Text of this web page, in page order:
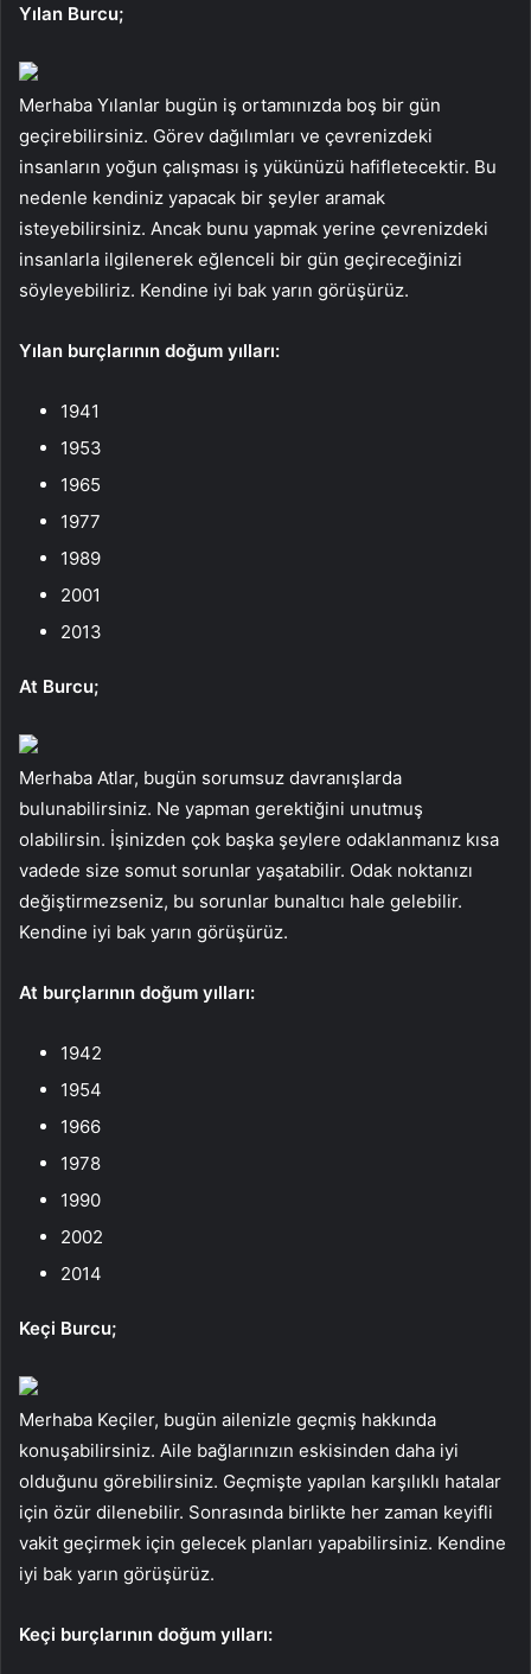
Yılan Burcu;
Merhaba Yılanlar bugün iş ortamınızda boş bir gün
geçirebilirsiniz. Görev dağılımları ve çevrenizdeki
insanların yoğun çalışması iş yükünüzü hafifletecektir. Bu
nedenle kendiniz yapacak bir şeyler aramak
isteyebilirsiniz. Ancak bunu yapmak yerine çevrenizdeki
insanlarla ilgilenerek eğlenceli bir gün geçireceğinizi
söyleyebiliriz. Kendine iyi bak yarın görüşürüz.
Yılan burçlarının doğum yılları:
1941
1953
1965
1977
1989
2001
2013
At Burcu;
Merhaba Atlar, bugün sorumsuz davranışlarda
bulunabilirsiniz. Ne yapman gerektiğini unutmuş
olabilirsin. İşinizden çok başka şeylere odaklanmanız kısa
vadede size somut sorunlar yaşatabilir. Odak noktanızı
değiştirmezseniz, bu sorunlar bunaltıcı hale gelebilir.
Kendine iyi bak yarın görüşürüz.
At burçlarının doğum yılları:
1942
1954
1966
1978
1990
2002
2014
Keçi Burcu;
Merhaba Keçiler, bugün ailenizle geçmiş hakkında
konuşabilirsiniz. Aile bağlarınızın eskisinden daha iyi
olduğunu görebilirsiniz. Geçmişte yapılan karşılıklı hatalar
için özür dilenebilir. Sonrasında birlikte her zaman keyifli
vakit geçirmek için gelecek planları yapabilirsiniz. Kendine
iyi bak yarın görüşürüz.
Keçi burçlarının doğum yılları: